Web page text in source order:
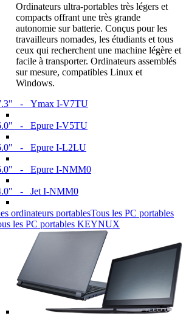
Ordinateurs ultra-portables très légers et
compacts offrant une très grande
autonomie sur batterie. Conçus pour les
travailleurs nomades, les étudiants et tous
ceux qui recherchent une machine légère et
facile à transporter. Ordinateurs assemblés
sur mesure, compatibles Linux et
Windows.
- Ymax I-V7TU
- Epure I-V5TU
- Epure I-L2LU
- Epure I-NMM0
- Jet I-NMM0
Tous les PC portables
les PC portables KEYNUX